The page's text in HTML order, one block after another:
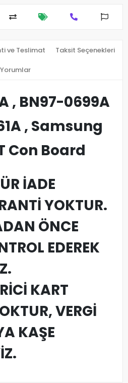
ve Teslimat Taksit Seçenekleri
Yorumlar
, BN97-0699A
, Samsung
Con Board
İADE
YOKTUR.
ÖNCE
EDEREK
KART
VERGİ
KAŞE